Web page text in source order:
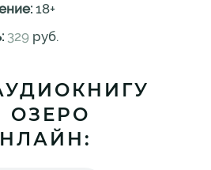
18+
329 руб.
ОЗЕРО